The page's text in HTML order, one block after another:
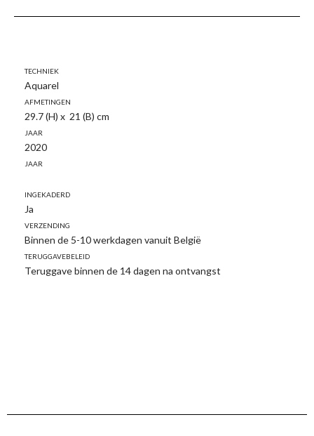
Techniek
Aquarel
Afmetingen
29.7 (H) x 21 (B) cm
Jaar
2020
Jaar
Ingekaderd
Ja
Verzending
Binnen de 5-10 werkdagen vanuit België
Teruggavebeleid
Teruggave binnen de 14 dagen na ontvangst